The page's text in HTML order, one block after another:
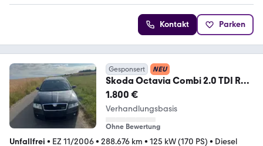
Kontakt Parken
Gesponsert NEU
Skoda Octavia Combi 2.0 TDI RS
RS
1.800 €
Verhandlungsbasis
Ohne Bewertung
Unfallfrei • EZ 11/2006• 288.676 km • 125 kW (170 PS) • Diesel